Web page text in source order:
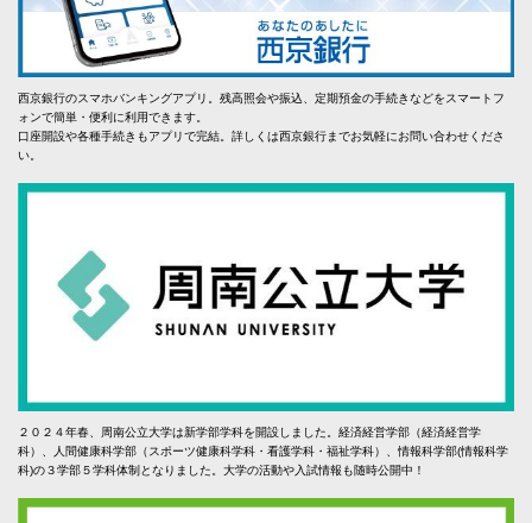
西京銀行のスマホバンキングアプリ。残高照会や振込、定期預金の手続きなどをスマートフ
ォンで簡単・便利に利用できます。
口座開設や各種手続きもアプリで完結。詳しくは西京銀行までお気軽にお問い合わせくださ
い。
２０２４年春、周南公立大学は新学部学科を開設しました。経済経営学部（経済経営学
科）、人間健康科学部（スポーツ健康科学科・看護学科・福祉学科）、情報科学部(情報科学
科)の３学部５学科体制となりました。大学の活動や入試情報も随時公開中！